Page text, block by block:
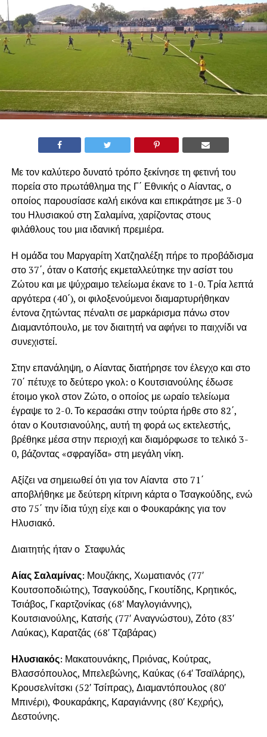
Με τον καλύτερο δυνατό τρόπο ξεκίνησε τη φετινή του
πορεία στο πρωτάθλημα της Γ΄ Εθνικής ο Αίαντας, ο
οποίος παρουσίασε καλή εικόνα και επικράτησε με 3-0
του Ηλυσιακού στη Σαλαμίνα, χαρίζοντας στους
φιλάθλους του μια ιδανική πρεμιέρα.
Η ομάδα του Μαργαρίτη Χατζηαλέξη πήρε το προβάδισμα
στο 37΄, όταν ο Κατσής εκμεταλλεύτηκε την ασίστ του
Ζώτου και με ψύχραιμο τελείωμα έκανε το 1-0. Τρία λεπτά
αργότερα (40΄), οι φιλοξενούμενοι διαμαρτυρήθηκαν
έντονα ζητώντας πέναλτι σε μαρκάρισμα πάνω στον
Διαμαντόπουλο, με τον διαιτητή να αφήνει το παιχνίδι να
συνεχιστεί.
Στην επανάληψη, ο Αίαντας διατήρησε τον έλεγχο και στο
70΄ πέτυχε το δεύτερο γκολ: ο Κουτσιανούλης έδωσε
έτοιμο γκολ στον Ζώτο, ο οποίος με ωραίο τελείωμα
έγραψε το 2-0. Το κερασάκι στην τούρτα ήρθε στο 82΄,
όταν ο Κουτσιανούλης, αυτή τη φορά ως εκτελεστής,
βρέθηκε μέσα στην περιοχή και διαμόρφωσε το τελικό 3-
0, βάζοντας «σφραγίδα» στη μεγάλη νίκη.
Αξίζει να σημειωθεί ότι για τον Αίαντα στο 71΄
αποβλήθηκε με δεύτερη κίτρινη κάρτα ο Τσαγκούδης, ενώ
στο 75΄ την ίδια τύχη είχε και ο Φουκαράκης για τον
Ηλυσιακό.
Διαιτητής ήταν ο Σταφυλάς
Αίας Σαλαμίνας: Μουζάκης, Χωματιανός (77′
Κουτσοποδιώτης), Τσαγκούδης, Γκουτίδης, Κρητικός,
Τσιάβος, Γκαρτζονίκας (68′ Μαγλογιάννης),
Κουτσιανούλης, Κατσής (77′ Αναγνώστου), Ζότο (83′
Λαύκας), Καρατζάς (68′ Τζαβάρας)
Ηλυσιακός: Μακατουνάκης, Πριόνας, Κούτρας,
Βλασσόπουλος, Μπελεβώνης, Καύκας (64′ Τσαϊλάρης),
Κρουσελνίτσκι (52′ Τσίπρας), Διαμαντόπουλος (80′
Μπινέρι), Φουκαράκης, Καραγιάννης (80′ Κεχρής),
Δεστούνης.